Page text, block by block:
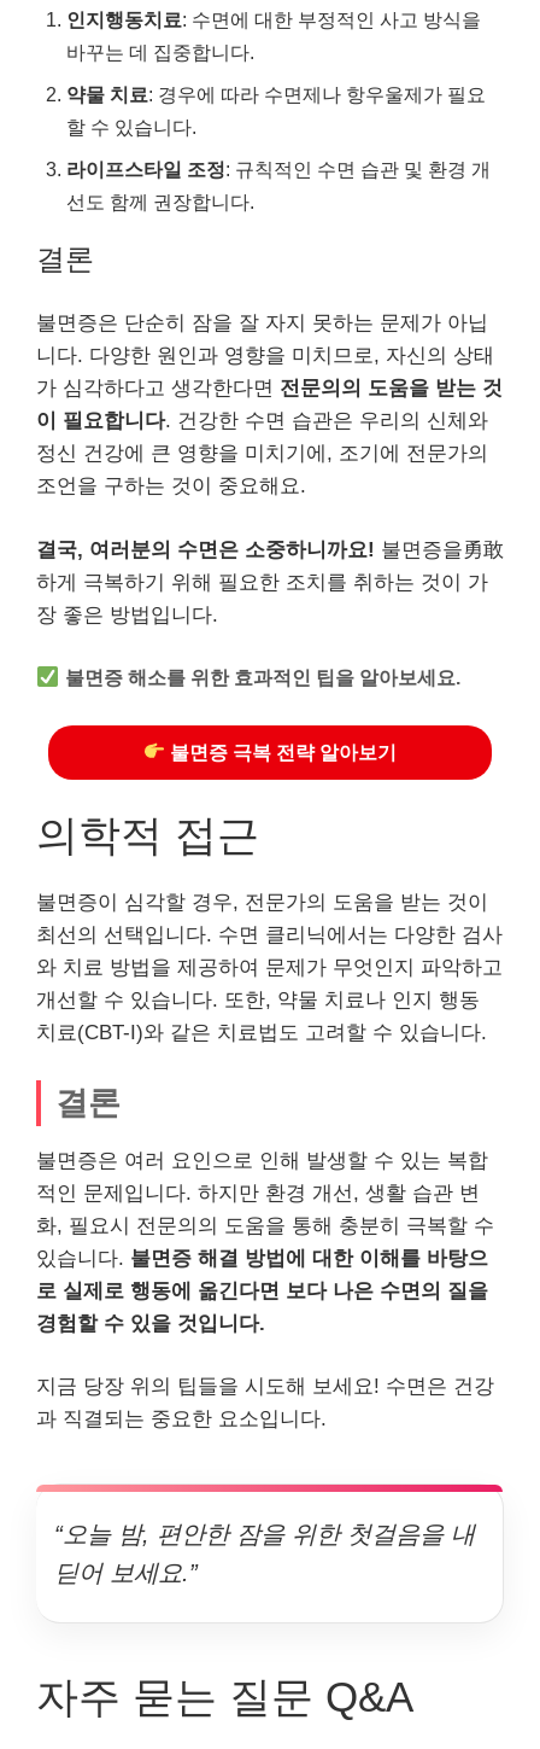
인지행동치료: 수면에 대한 부정적인 사고 방식을
바꾸는 데 집중합니다.
약물 치료: 경우에 따라 수면제나 항우울제가 필요
할 수 있습니다.
라이프스타일 조정: 규칙적인 수면 습관 및 환경 개
선도 함께 권장합니다.
결론
불면증은 단순히 잠을 잘 자지 못하는 문제가 아닙
니다. 다양한 원인과 영향을 미치므로, 자신의 상태
가 심각하다고 생각한다면 전문의의 도움을 받는 것
이 필요합니다. 건강한 수면 습관은 우리의 신체와
정신 건강에 큰 영향을 미치기에, 조기에 전문가의
조언을 구하는 것이 중요해요.
결국, 여러분의 수면은 소중하니까요! 불면증을勇敢
하게 극복하기 위해 필요한 조치를 취하는 것이 가
장 좋은 방법입니다.
불면증 해소를 위한 효과적인 팁을 알아보세요.
불면증 극복 전략 알아보기
의학적 접근
불면증이 심각할 경우, 전문가의 도움을 받는 것이
최선의 선택입니다. 수면 클리닉에서는 다양한 검사
와 치료 방법을 제공하여 문제가 무엇인지 파악하고
개선할 수 있습니다. 또한, 약물 치료나 인지 행동
치료(CBT-I)와 같은 치료법도 고려할 수 있습니다.
결론
불면증은 여러 요인으로 인해 발생할 수 있는 복합
적인 문제입니다. 하지만 환경 개선, 생활 습관 변
화, 필요시 전문의의 도움을 통해 충분히 극복할 수
있습니다. 불면증 해결 방법에 대한 이해를 바탕으
로 실제로 행동에 옮긴다면 보다 나은 수면의 질을
경험할 수 있을 것입니다.
지금 당장 위의 팁들을 시도해 보세요! 수면은 건강
과 직결되는 중요한 요소입니다.
“오늘 밤, 편안한 잠을 위한 첫걸음을 내
딛어 보세요.”
자주 묻는 질문 Q&A